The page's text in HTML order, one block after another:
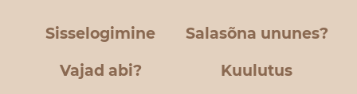
Sisselogimine Salasõna ununes?
Vajad abi? Kuulutus